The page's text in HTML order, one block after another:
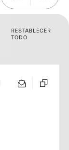
RESTABLECER
TODO